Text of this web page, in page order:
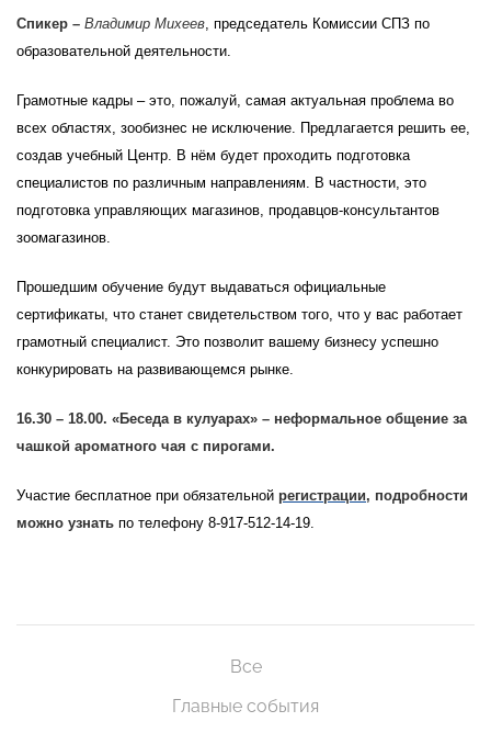
Спикер – Владимир Михеев председатель Комиссии СПЗ по
образовательной деятельности.
Грамотные кадры – это, пожалуй, самая актуальная проблема во
всех областях, зообизнес не исключение. Предлагается решить ее,
создав учебный Центр. В нём будет проходить подготовка
специалистов по различным направлениям. В частности, это
подготовка управляющих магазинов, продавцов-консультантов
зоомагазинов.
Прошедшим обучение будут выдаваться официальные
сертификаты, что станет свидетельством того, что у вас работает
грамотный специалист. Это позволит вашему бизнесу успешно
конкурировать на развивающемся рынке.
16.30 – 18.00. «Беседа в кулуарах» – неформальное общение за
чашкой ароматного чая с пирогами.
Участие бесплатное при обязательной регистрации, подробности
можно узнать по телефону 8-917-512-14-19.
Все
Главные события